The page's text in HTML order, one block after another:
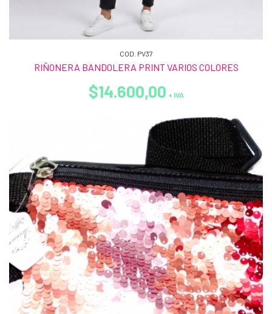
COD. PV37
RIÑONERA BANDOLERA PRINT VARIOS COLORES
$14.600,00 + IVA